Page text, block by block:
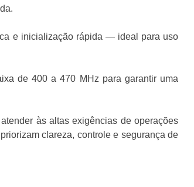
e inicialização rápida — ideal para uso
de 400 a 470 MHz para garantir uma
às altas exigências de operações
clareza, controle e segurança de